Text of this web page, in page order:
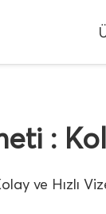
:
ve Hızlı